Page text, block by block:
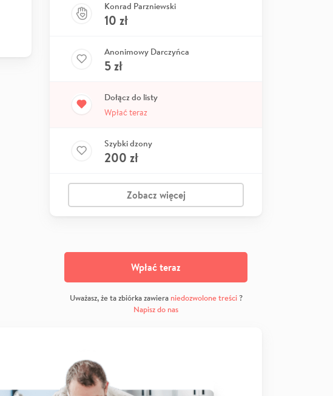
Konrad Parzniewski
10 zł
Anonimowy Darczyńca
5zł
Dołącz do listy
Wpłać teraz
Szybki dzony
200 zł
Zobacz więcej
Wpłać teraz
Uważasz, że ta zbiórka zawiera niedozwolone treści?
Napisz do nas